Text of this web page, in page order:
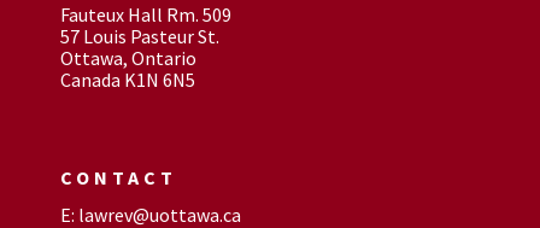
Fauteux Hall Rm. 509
57 Louis Pasteur St.
Ottawa, Ontario
Canada K1N 6N5
CONTACT
E: lawrev@uottawa.ca